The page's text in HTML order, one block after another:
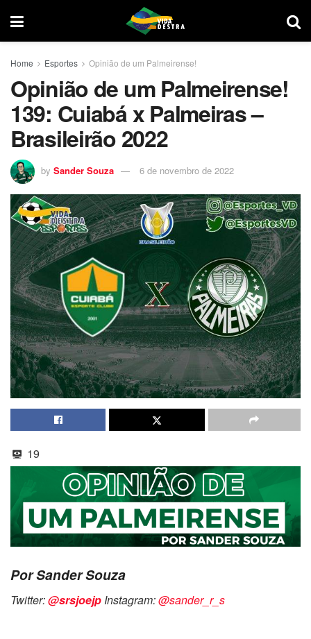
Home Esportes Opinião de um Palmeirense!
Opinião de um Palmeirense!
139: Cuiabá x Palmeiras –
Brasileirão 2022
by Sander Souza 6 de novembro de 2022
19
Por Sander Souza
Twitter:@srsjoejp Instagram:@sander_r_s